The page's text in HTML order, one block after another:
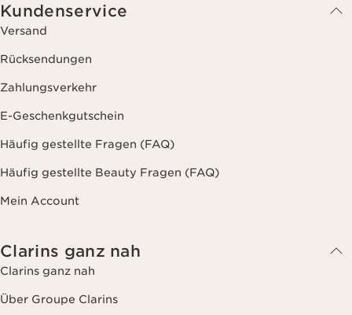
Kundenservice
Versand
Rücksendungen
Zahlungsverkehr
E-Geschenkgutschein
Häufig gestellte Fragen (FAQ)
Häufig gestellte Beauty Fragen (FAQ)
Mein Account
Clarins ganz nah
Clarins ganz nah
Über Groupe Clarins